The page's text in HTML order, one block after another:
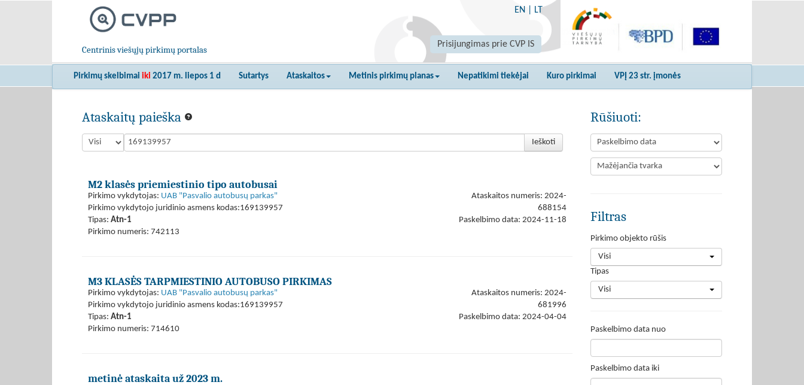
Centrinis viešųjų pirkimų portalas
EN LT
Prisijungimas prie CVP IS
Pirkimų skelbimai iki 2017 m. liepos 1 d Sutartys Ataskaitos Metinis pirkimų planas Nepatikimi tiekėjai Kuro pirkimai VPĮ 23 str. įmonės
Ataskaitų paieška
Ieškoti
M2 klasės priemiestinio tipo autobusai
Pirkimo vykdytojas: UAB "Pasvalio autobusų parkas"
Pirkimo vykdytojo juridinio asmens kodas:169139957
Tipas: Atn-1
Pirkimo numeris: 742113
Ataskaitos numeris: 2024-
688154
Paskelbimo data: 2024-11-18
M3 KLASĖS TARPMIESTINIO AUTOBUSO PIRKIMAS
Pirkimo vykdytojas: UAB "Pasvalio autobusų parkas"
Pirkimo vykdytojo juridinio asmens kodas:169139957
Tipas: Atn-1
Pirkimo numeris: 714610
Ataskaitos numeris: 2024-
681996
Paskelbimo data: 2024-04-04
metinė ataskaita už 2023 m.
Rūšiuoti:
Filtras
Pirkimo objekto rūšis
Visi
Tipas
Visi
Paskelbimo data nuo
Paskelbimo data iki